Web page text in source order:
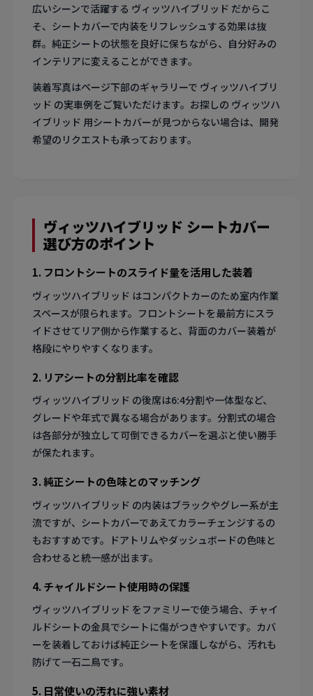
広いシーンで活躍する ヴィッツハイブリッド だからこ
そ、シートカバーで内装をリフレッシュする効果は抜
群。純正シートの状態を良好に保ちながら、自分好みの
インテリアに変えることができます。
装着写真はページ下部のギャラリーで ヴィッツハイブリ
ッド の実車例をご覧いただけます。お探しの ヴィッツハ
イブリッド 用シートカバーが見つからない場合は、開発
希望のリクエストも承っております。
ヴィッツハイブリッド シートカバー
選び方のポイント
1. フロントシートのスライド量を活用した装着
ヴィッツハイブリッド はコンパクトカーのため室内作業
スペースが限られます。フロントシートを最前方にスラ
イドさせてリア側から作業すると、背面のカバー装着が
格段にやりやすくなります。
2. リアシートの分割比率を確認
ヴィッツハイブリッド の後席は6:4分割や一体型など、
グレードや年式で異なる場合があります。分割式の場合
は各部分が独立して可倒できるカバーを選ぶと使い勝手
が保たれます。
3. 純正シートの色味とのマッチング
ヴィッツハイブリッド の内装はブラックやグレー系が主
流ですが、シートカバーであえてカラーチェンジするの
もおすすめです。ドアトリムやダッシュボードの色味と
合わせると統一感が出ます。
4. チャイルドシート使用時の保護
ヴィッツハイブリッド をファミリーで使う場合、チャイ
ルドシートの金具でシートに傷がつきやすいです。カバ
ーを装着しておけば純正シートを保護しながら、汚れも
防げて一石二鳥です。
5. 日常使いの汚れに強い素材